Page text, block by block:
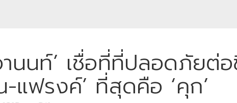
านนท์’ เชื่อที่ที่ปลอดภัยต่
-แฟรงค์’ ที่สุดคือ ‘คุก’